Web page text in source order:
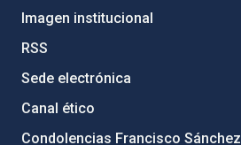
Imagen institucional
RSS
Sede electrónica
Canal ético
Condolencias Francisco Sánchez